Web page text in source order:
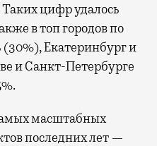
цифр удалось
в топ городов по
Екатеринбург и
и Санкт-Петербурге
масштабных
последних лет —